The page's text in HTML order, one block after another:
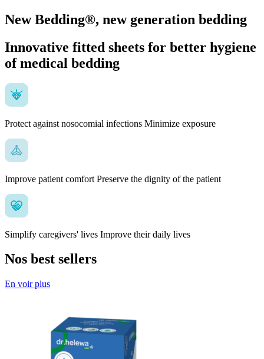
New Bedding®, new generation bedding
Innovative fitted sheets for better hygiene
of medical bedding
Protect against nosocomial infections Minimize exposure
Improve patient comfort Preserve the dignity of the patient
Simplify caregivers' lives Improve their daily lives
Nos best sellers
En voir plus